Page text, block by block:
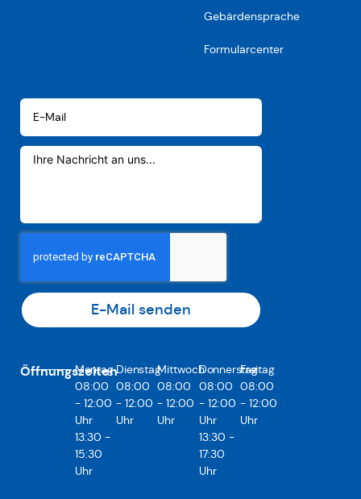
Gebärdensprache
Formularcenter
E-Mail senden
Öffnungszeiten
Montag
08:00
- 12:00
Uhr
13:30 -
15:30
Uhr
Dienstag
08:00
- 12:00
Uhr
Mittwoch
08:00
- 12:00
Uhr
Donnerstag
08:00
- 12:00
Uhr
13:30 -
17:30
Uhr
Freitag
08:00
- 12:00
Uhr